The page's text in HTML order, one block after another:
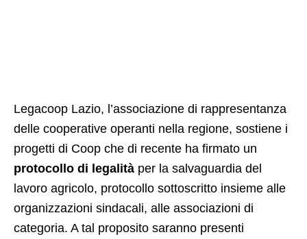
Legacoop Lazio, l’associazione di rappresentanza
delle cooperative operanti nella regione, sostiene i
progetti di Coop che di recente ha firmato un
protocollo di legalità per la salvaguardia del
lavoro agricolo, protocollo sottoscritto insieme alle
organizzazioni sindacali, alle associazioni di
categoria. A tal proposito saranno presenti